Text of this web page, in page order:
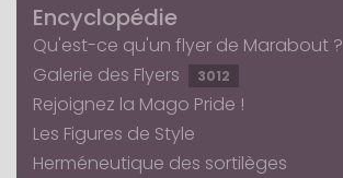
Encyclopédie
Qu'est-ce qu'un flyer de Marabout ?
Galerie des Flyers
3012
Rejoignez la Mago Pride !
Les Figures de Style
Herméneutique des sortilèges